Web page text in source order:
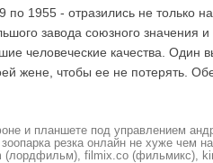
по 1955 - отразились не только
завода союзного значения
человеческие качества.
жене, чтобы ее не потерять.
и планшете под управлением
резка онлайн не хуже чем
filmix.co (фильмикс),